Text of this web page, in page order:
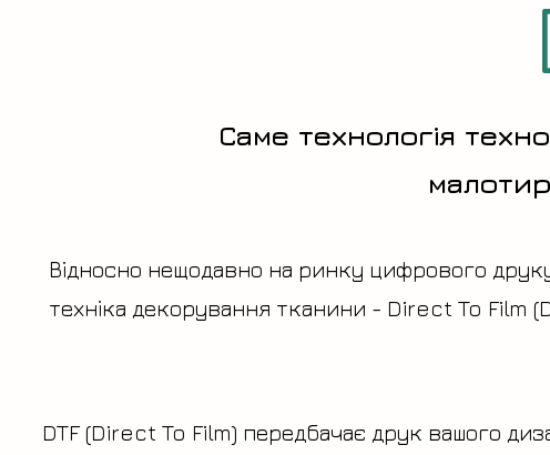
Саме технологія
Відносно нещодавно на ринку цифрового
техніка декорування тканини - Direct To Film
DTF (Direct To Film) передбачає друк вашого